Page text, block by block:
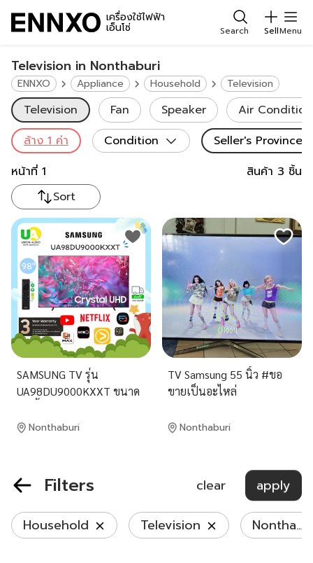
เครื่องใช้ไฟฟ้า
เอ็นโซ่ Search SellMenu
Television in Nonthaburi
ENNXO Appliance Household Television
SAMSUNG TV รุ่น
UA98DU9000KXXT ขนาด
Smart TV samsung รุ่น
ราคาถูกที่สุด
Nonthaburi
TV Samsung 55 นิ้ว #ขอ
ขายเป็นอะไหล่
Nonthaburi
Television Fan Speaker Air
หน้าที่ 1 สินค้า 3 ชิ้น
Sort
ล้าง1ค่า Condition Seller's Province
Filters clear apply
Household Television Nonthaburi